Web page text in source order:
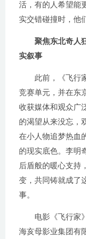
活，有的人希望能
实交错碰撞时，他
聚焦东北奇人
实叙事
此前，《飞行
竞赛单元，并在东
收获媒体和观众广
的渴望从来没忘，
在小人物追梦热血
的现实底色。李明
后盾般的暖心支持
变，共同铸就成了
事。
电影《飞行家
海亥母影业集团有